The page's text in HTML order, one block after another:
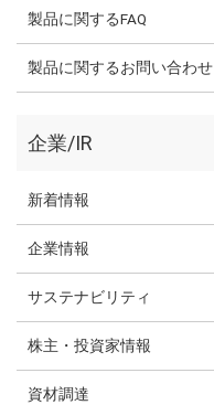
製品に関するFAQ
製品に関するお問い合わせ
企業/IR
新着情報
企業情報
サステナビリティ
株主・投資家情報
資材調達